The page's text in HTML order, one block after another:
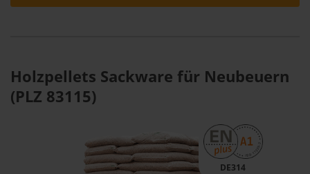
Holzpellets Sackware für Neubeuern
(PLZ 83115)
DE314